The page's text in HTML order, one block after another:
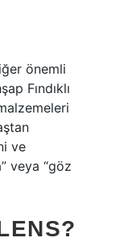
önemli
Fındıklı
ve
veya “göz